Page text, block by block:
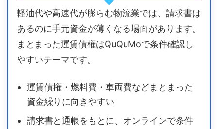
軽油代や高速代が膨らむ物流業では、請求書は
あるのに手元資金が薄くなる場面があります。
まとまった運賃債権はQuQuMoで条件確認し
やすいテーマです。
運賃債権・燃料費・車両費などまとまった
資金繰りに向きやすい
請求書と通帳をもとに、オンラインで条件